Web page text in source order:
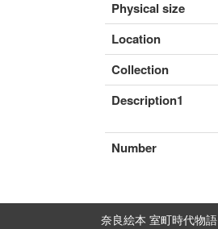
Physical size
Location
Collection
Description1
Number
奈良絵本 室町時代物語